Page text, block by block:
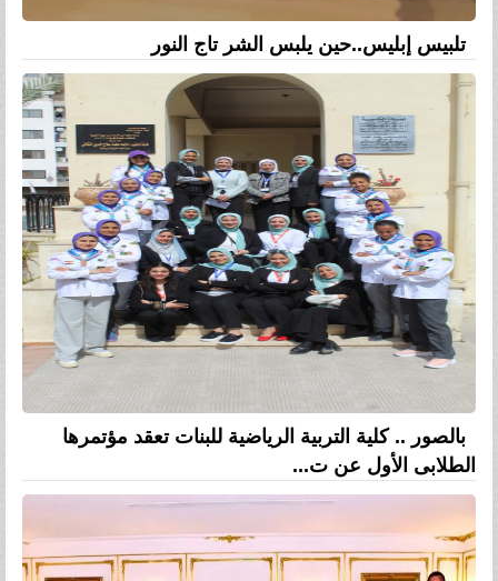
تلبيس إبليس..حين يلبس الشر تاج النور
بالصور .. كلية التربية الرياضية للبنات تعقد مؤتمرها
الطلابى الأول عن ت...